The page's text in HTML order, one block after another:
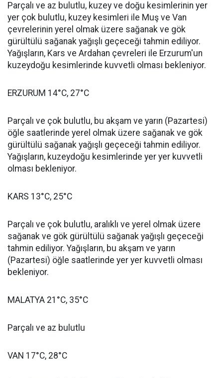
Parçalı ve az bulutlu, kuzey ve doğu kesimlerinin yer
yer çok bulutlu, kuzey kesimleri ile Muş ve Van
çevrelerinin yerel olmak üzere sağanak ve gök
gürültülü sağanak yağışlı geçeceği tahmin ediliyor.
Yağışların, Kars ve Ardahan çevreleri ile Erzurum'un
kuzeydoğu kesimlerinde kuvvetli olması bekleniyor.
ERZURUM 14°C, 27°C
Parçalı ve çok bulutlu, bu akşam ve yarın (Pazartesi)
öğle saatlerinde yerel olmak üzere sağanak ve gök
gürültülü sağanak yağışlı geçeceği tahmin ediliyor.
Yağışların, kuzeydoğu kesimlerinde yer yer kuvvetli
olması bekleniyor.
KARS 13°C, 25°C
Parçalı ve çok bulutlu, aralıklı ve yerel olmak üzere
sağanak ve gök gürültülü sağanak yağışlı geçeceği
tahmin ediliyor. Yağışların, bu akşam ve yarın
(Pazartesi) öğle saatlerinde yer yer kuvvetli olması
bekleniyor.
MALATYA 21°C, 35°C
Parçalı ve az bulutlu
VAN 17°C, 28°C